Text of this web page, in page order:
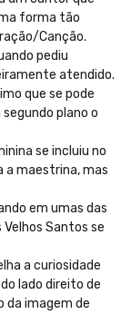
forma tão
Canção.
pediu
atendido.
que se pode
plano o
se incluiu no
a maestrina, mas
em umas das
Santos se
a curiosidade
lado direito de
da imagem de